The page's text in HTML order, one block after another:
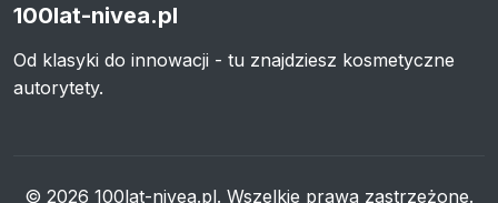
100lat-nivea.pl
Od klasyki do innowacji - tu znajdziesz kosmetyczne
autorytety.
© 2026 100lat-nivea.pl. Wszelkie prawa zastrzeżone.